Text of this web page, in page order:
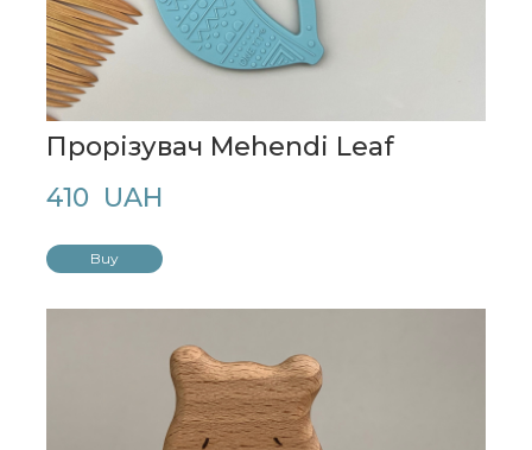
Прорізувач Mehendi Leaf
410  UAH
Buy